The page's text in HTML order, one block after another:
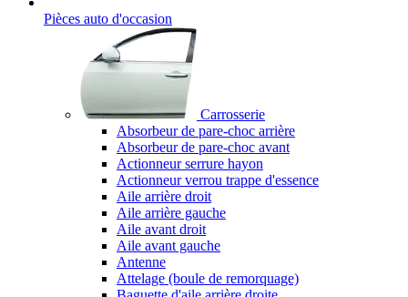
Pièces auto d'occasion
Carrosserie
Absorbeur de pare-choc arrière
Absorbeur de pare-choc avant
Actionneur serrure hayon
Actionneur verrou trappe d'essence
Aile arrière droit
Aile arrière gauche
Aile avant droit
Aile avant gauche
Antenne
Attelage (boule de remorquage)